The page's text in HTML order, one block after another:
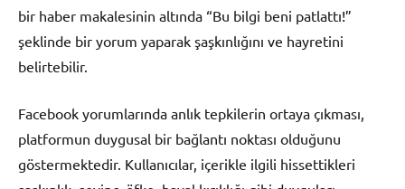
bir haber makalesinin altında “Bu bilgi beni patlattı!”
şeklinde bir yorum yaparak şaşkınlığını ve hayretini
belirtebilir.
Facebook yorumlarında anlık tepkilerin ortaya çıkması,
platformun duygusal bir bağlantı noktası olduğunu
göstermektedir. Kullanıcılar, içerikle ilgili hissettikleri